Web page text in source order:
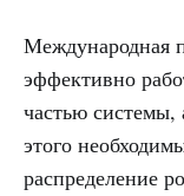
Международная
эффективно
частью
этого
распределение